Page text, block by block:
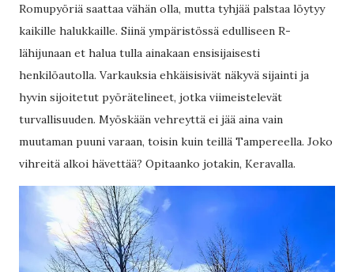
Romupyöriä saattaa vähän olla, mutta tyhjää palstaa löytyy
kaikille halukkaille. Siinä ympäristössä edulliseen R-
lähijunaan et halua tulla ainakaan ensisijaisesti
henkilöautolla. Varkauksia ehkäisisivät näkyvä sijainti ja
hyvin sijoitetut pyörätelineet, jotka viimeistelevät
turvallisuuden. Myöskään vehreyttä ei jää aina vain
muutaman puuni varaan, toisin kuin teillä Tampereella. Joko
vihreitä alkoi hävettää? Opitaanko jotakin, Keravalla.